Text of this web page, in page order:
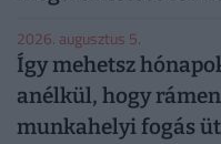
2026. augusztus 5.
Így mehetsz
anélkül, hogy
munkahelyi fogás